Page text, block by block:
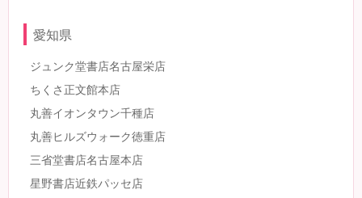
愛知県
ジュンク堂書店名古屋栄店
ちくさ正文館本店
丸善イオンタウン千種店
丸善ヒルズウォーク徳重店
三省堂書店名古屋本店
星野書店近鉄パッセ店